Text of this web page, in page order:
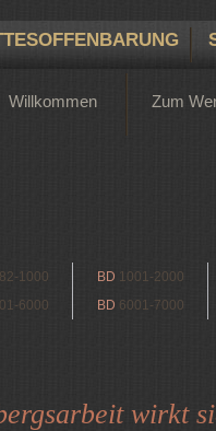
Willkommen Zum
1000 BD 1001-2000
6000 BD 6001-7000
wirkt